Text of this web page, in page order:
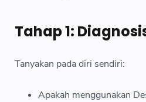
Tahap 1:
Tanyakan pada diri sendiri:
Apakah menggunakan